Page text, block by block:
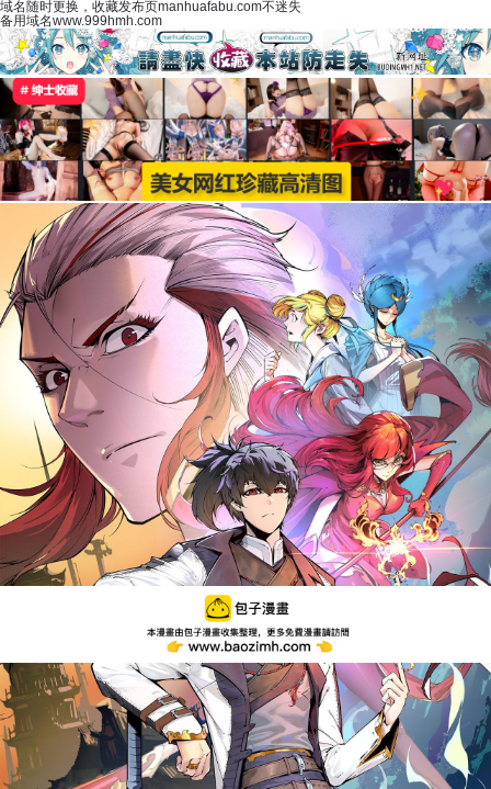
域名随时更换，收藏发布页manhuafabu.com不迷失
备用域名www.999hmh.com